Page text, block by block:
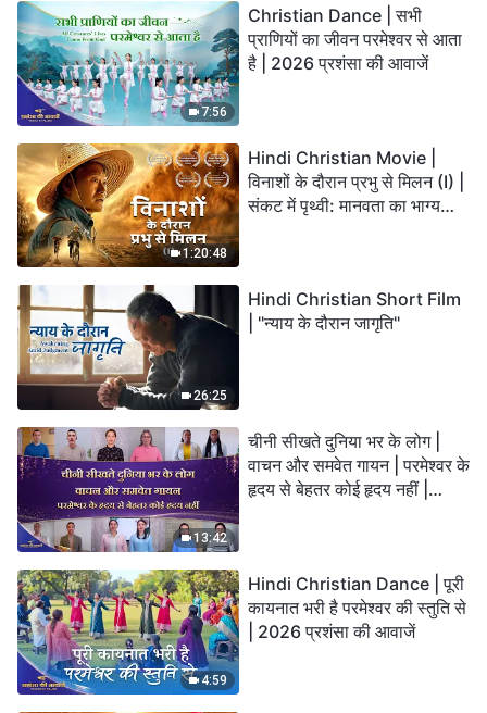
7:56
Christian Dance | सभी
प्राणियों का जीवन परमेश्वर से आता
है | 2026 प्रशंसा की आवाजें
1:20:48
Hindi Christian Movie |
विनाशों के दौरान प्रभु से मिलन (I) |
संकट में पृथ्वी: मानवता का भाग्य
26:25
Hindi Christian Short Film
| "न्याय के दौरान जागृति"
13:42
चीनी सीखते दुनिया भर के लोग |
वाचन और समवेत गायन | परमेश्वर के
हृदय से बेहतर कोई हृदय नहीं |
4:59
Hindi Christian Dance | पूरी
कायनात भरी है परमेश्वर की स्तुति से
| 2026 प्रशंसा की आवाजें